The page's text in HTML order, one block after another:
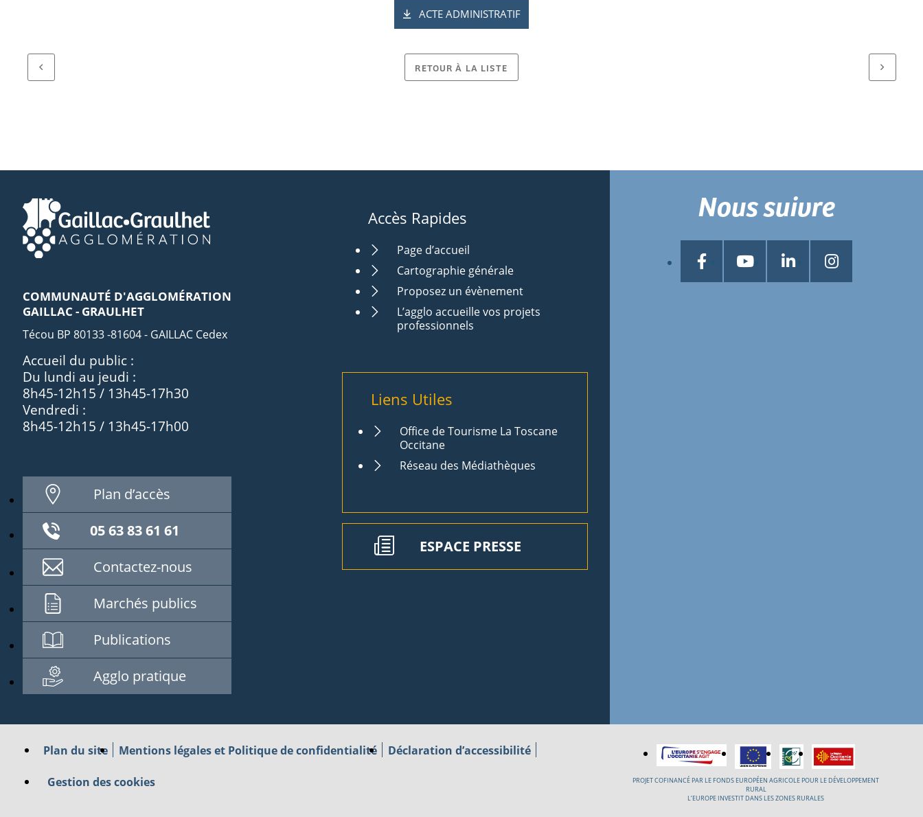
ACTE ADMINISTRATIF
RETOUR À LA LISTE
COMMUNAUTÉ D'AGGLOMÉRATION
GAILLAC - GRAULHET
Técou BP 80133 -81604 - GAILLAC Cedex
Accueil du public :
Du lundi au jeudi :
8h45-12h15 / 13h45-17h30
Vendredi :
8h45-12h15 / 13h45-17h00
Plan d’accès
05 63 83 61 61
Contactez-nous
Marchés publics
Publications
Agglo pratique
Accès Rapides
Page d’accueil
Cartographie générale
Proposez un évènement
L’agglo accueille vos projets
professionnels
Liens Utiles
Office de Tourisme La Toscane
Occitane
Réseau des Médiathèques
ESPACE PRESSE
Nous suivre
Plan du site Mentions légales et Politique de confidentialité Déclaration d’accessibilité
Gestion des cookies
PROJET COFINANCÉ PAR LE FONDS EUROPÉEN AGRICOLE POUR LE DÉVELOPPEMENT
RURAL
L’EUROPE INVESTIT DANS LES ZONES RURALES